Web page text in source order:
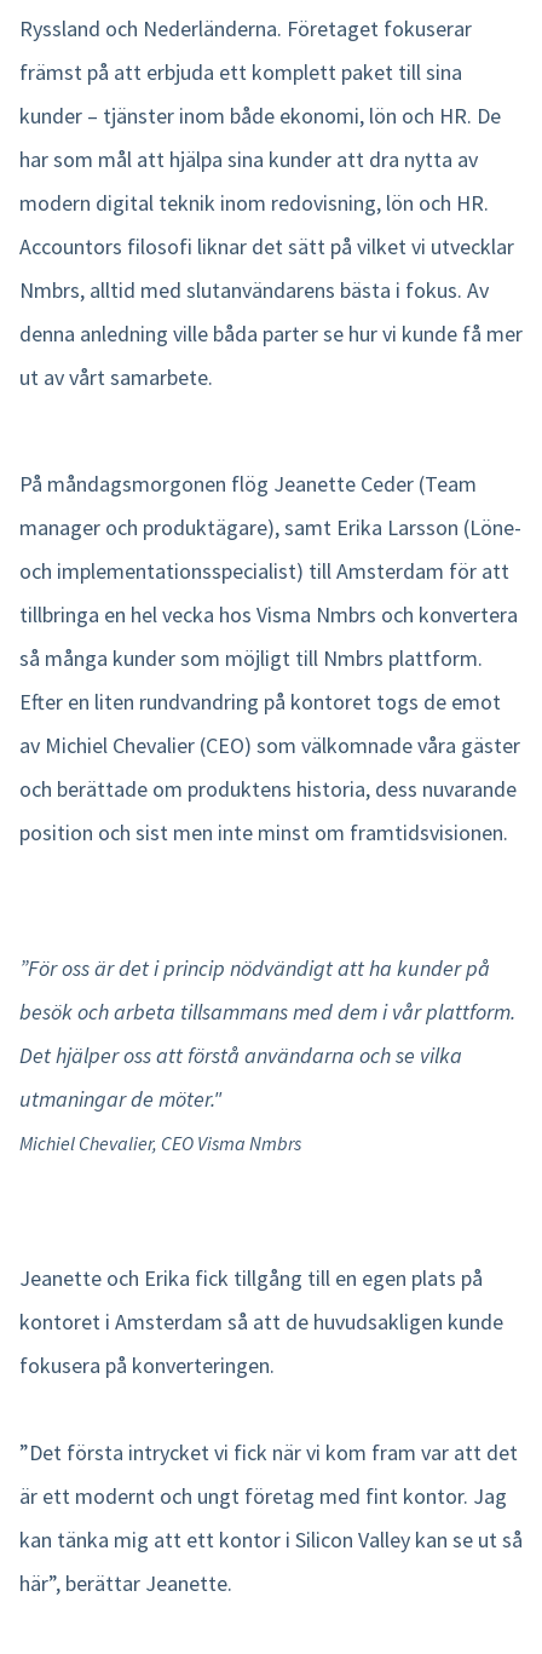
Ryssland och Nederländerna. Företaget fokuserar
främst på att erbjuda ett komplett paket till sina
kunder – tjänster inom både ekonomi, lön och HR. De
har som mål att hjälpa sina kunder att dra nytta av
modern digital teknik inom redovisning, lön och HR.
Accountors filosofi liknar det sätt på vilket vi utvecklar
Nmbrs, alltid med slutanvändarens bästa i fokus. Av
denna anledning ville båda parter se hur vi kunde få mer
ut av vårt samarbete.
På måndagsmorgonen flög Jeanette Ceder (Team
manager och produktägare), samt Erika Larsson (Löne-
och implementationsspecialist) till Amsterdam för att
tillbringa en hel vecka hos Visma Nmbrs och konvertera
så många kunder som möjligt till Nmbrs plattform.
Efter en liten rundvandring på kontoret togs de emot
av Michiel Chevalier (CEO) som välkomnade våra gäster
och berättade om produktens historia, dess nuvarande
position och sist men inte minst om framtidsvisionen.
”För oss är det i princip nödvändigt att ha kunder på
besök och arbeta tillsammans med dem i vår plattform.
Det hjälper oss att förstå användarna och se vilka
utmaningar de möter."
Michiel Chevalier, CEO Visma Nmbrs
Jeanette och Erika fick tillgång till en egen plats på
kontoret i Amsterdam så att de huvudsakligen kunde
fokusera på konverteringen.
”Det första intrycket vi fick när vi kom fram var att det
är ett modernt och ungt företag med fint kontor. Jag
kan tänka mig att ett kontor i Silicon Valley kan se ut så
här”, berättar Jeanette.